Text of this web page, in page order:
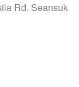
Rd. Seansuk